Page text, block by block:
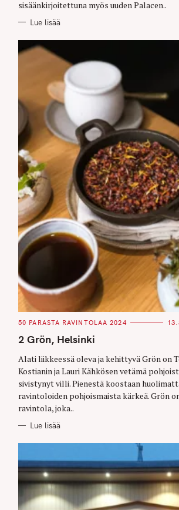
sisäänkirjoitettuna myös uuden Palacen..
Lue lisää
C
T
E
O
R
I
S
50 PARASTA RAVINTOLAA 2024
2 Grön, Helsinki
Alati liikkeessä oleva ja kehittyvä Grön on
Kostianin ja Lauri Kähkösen vetämä
sivistynyt villi. Pienestä koostaan
ravintoloiden pohjoismaista kärkeä. Grön
ravintola, joka..
Lue lisää